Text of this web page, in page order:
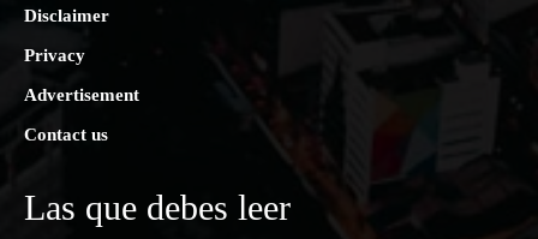
Disclaimer
Privacy
Advertisement
Contact us
Las que debes leer